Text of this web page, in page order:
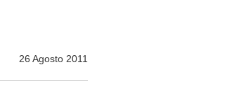
26 Agosto 2011